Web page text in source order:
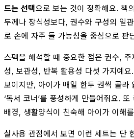
드는 선택으로 보는 것이 정확해요. 책
두께나 장식성보다, 권수와 구성의 일
로 손에 자주 들 가능성을 중심으로 판
스펙을 해석할 때 중요한 점은 권수,
성, 보관성, 반복 활용성 다섯 가지예
보이지만, 아이가 매일 한두 권씩 골라
‘독서 코너’를 풍성하게 만들어줘요.
배경, 생활양식이 친숙해 아이가 이해
실사용 관점에서 보면 이런 세트는 단